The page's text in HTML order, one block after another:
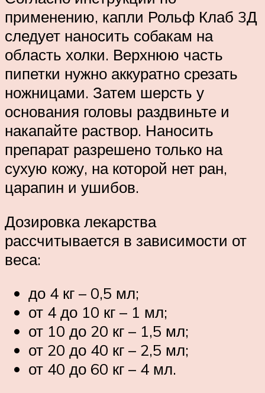
применению, капли Рольф Клаб 3Д
следует наносить собакам на
область холки. Верхнюю часть
пипетки нужно аккуратно срезать
ножницами. Затем шерсть у
основания головы раздвиньте и
накапайте раствор. Наносить
препарат разрешено только на
сухую кожу, на которой нет ран,
царапин и ушибов.
Дозировка лекарства
рассчитывается в зависимости от
веса:
до 4 кг – 0,5 мл;
от 4 до 10 кг – 1 мл;
от 10 до 20 кг – 1,5 мл;
от 20 до 40 кг – 2,5 мл;
от 40 до 60 кг – 4 мл.